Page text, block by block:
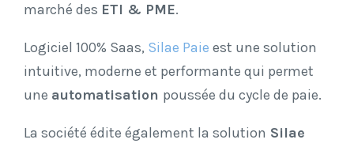
marché des ETI & PME.
Logiciel 100% Saas, Silae Paie est une solution
intuitive, moderne et performante qui permet
une automatisation poussée du cycle de paie.
La société édite également la solution Silae